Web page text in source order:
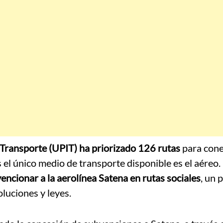
(UPIT) ha priorizado 126 rutas para
único medio de transporte disponible es el aéreo.
a la aerolínea Satena en rutas sociales, un
y leyes.